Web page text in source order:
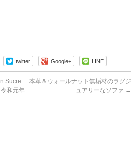
twitter Google+ LINE
Sucre
和元年
本革＆ウォールナット無垢材のラグジ
ュアリーなソファ →